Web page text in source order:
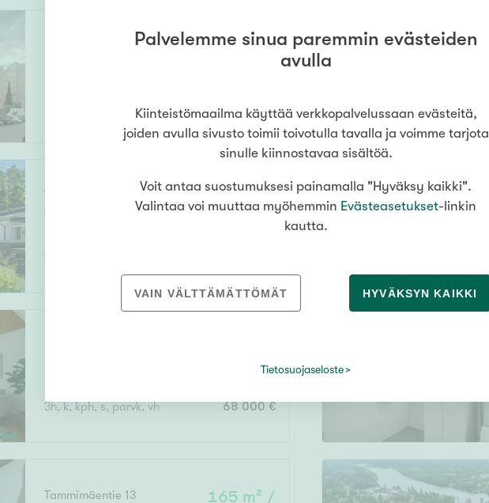
Köydenpunojankatu 2b
57 m²
2h, k, kph, sauna, las.parveke 395 000 €
Tulikukankuja 2a
Sarvvik, Kirkkonummi,
102 m² /
248 m²
3h, k, kph, s, parvk, vh 68 000 €
Tammimäentie 13
165 m² /
Palvelemme sinua paremmin evästeiden
avulla
Kiinteistömaailma käyttää verkkopalvelussaan evästeitä,
joiden avulla sivusto toimii toivotulla tavalla ja voimme tarjota
sinulle kiinnostavaa sisältöä.
Voit antaa suostumuksesi painamalla "Hyväksy kaikki".
Valintaa voi muuttaa myöhemmin Evästeasetukset-linkin
kautta.
VAIN VÄLTTÄMÄTTÖMÄT HYVÄKSYN KAIKKI
Tietosuojaseloste